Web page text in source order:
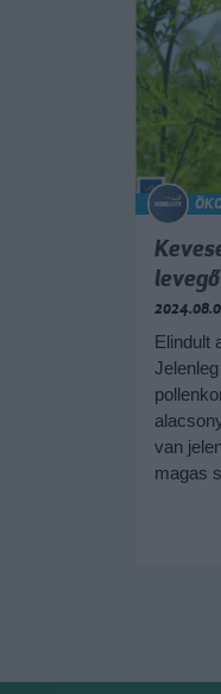
levegő
Elindult
van
magas